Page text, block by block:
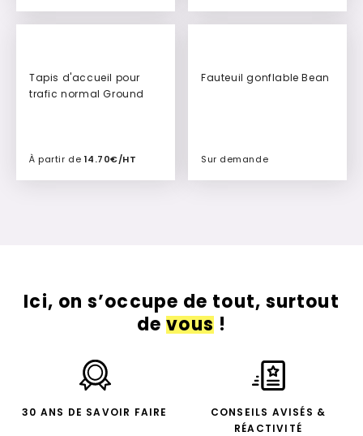
Ajouter à mon devis Ajouter à mon devis
Tapis d'accueil pour
trafic normal Ground
À partir de 14.70€/HT
Ajouter à mon devis
Fauteuil gonflable Bean
Sur demande
Ajouter à mon devis
Ici, on s’occupe de tout, surtout
devous!
30 ANS DE SAVOIR FAIRE
CONSEILS AVISÉS &
RÉACTIVITÉ